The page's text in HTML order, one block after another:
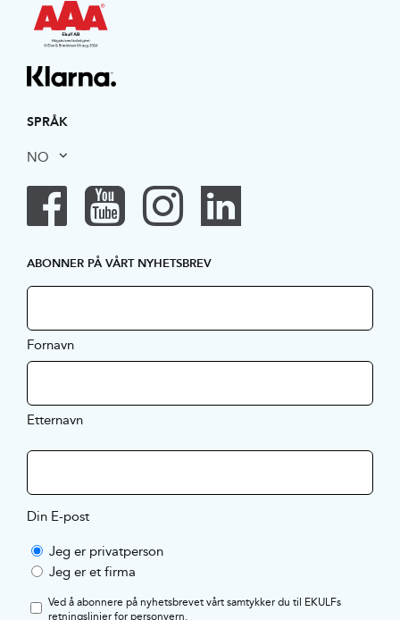
SPRÅK
NO
ABONNER PÅ VÅRT NYHETSBREV
Fornavn
Etternavn
Din E-post
Jeg er privatperson
Jeg er et firma
Ved å abonnere på nyhetsbrevet vårt samtykker du til EKULFs
retningslinjer for personvern.